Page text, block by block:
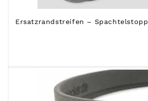
Ersatzrandstreifen –